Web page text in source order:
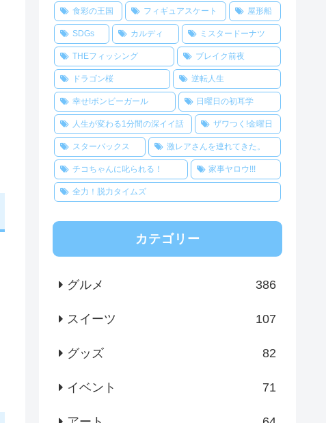
食彩の王国 フィギュアスケート 屋形船
SDGs カルディ ミスタードーナツ
THEフィッシング ブレイク前夜
ドラゴン桜 逆転人生
幸せ!ボンビーガール 日曜日の初耳学
人生が変わる1分間の深イイ話 ザワつく!金曜日
スターバックス 激レアさんを連れてきた。
チコちゃんに叱られる！ 家事ヤロウ!!!
全力！脱力タイムズ
カテゴリー
グルメ 386
スイーツ 107
グッズ 82
イベント 71